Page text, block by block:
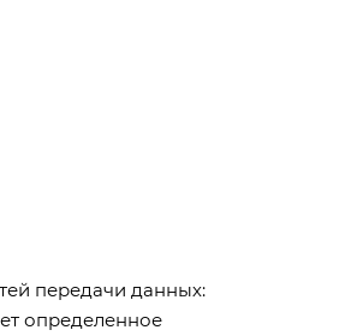
передачи данных:
определенное